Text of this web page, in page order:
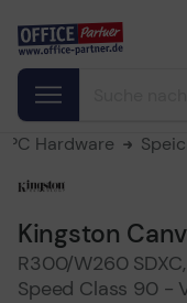
PC Hardware
Kingston
R300/W260
Speed Class 90 -